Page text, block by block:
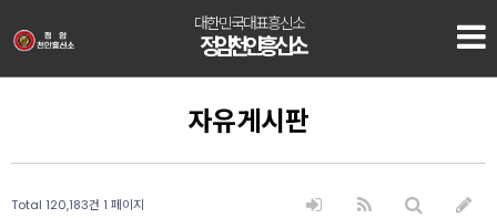
대한민국대표흥신소
정암 천안흥신소
자유게시판
Total 120,183건 1 페이지